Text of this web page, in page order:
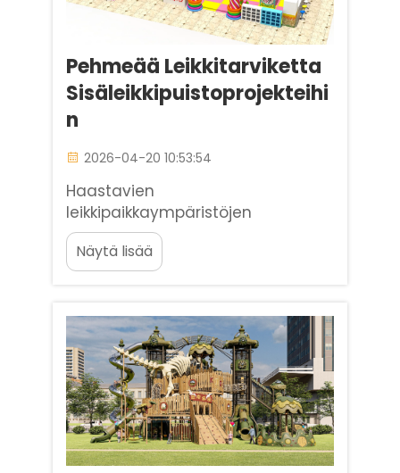
Pehmeää Leikkitarviketta
Sisäleikkipuistoprojekteihi
N
2026-04-20 10:53:54
Haastavien
leikkipaikkaympäristöjen
ongelmakohtien tunnistaminen
Peuhmeän leikkipalvelun
suunnittelu kouluille,
edellyttää jatkuvaa
päähaastetta: korkean
kapasiteetin ja kestävyyden
tasapainottaminen rinnakkain...
Näytä lisää